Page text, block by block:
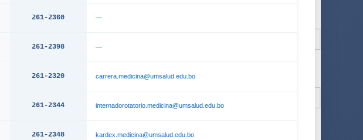
261-2360 —
261-2398 —
261-2320 carrera.medicina@umsalud.edu.bo
261-2344 internadorotatorio.medicina@umsalud.edu.bo
261-2348 kardex.medicina@umsalud.edu.bo